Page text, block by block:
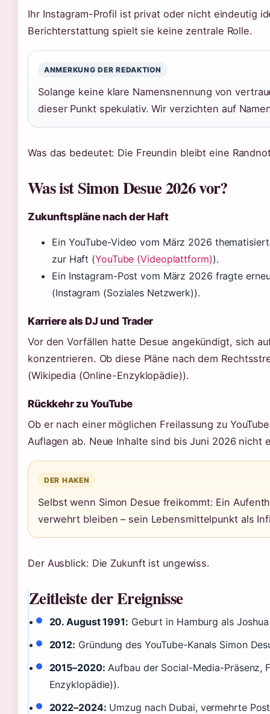
Ihr Instagram-Profil ist privat oder nicht eindeutig
Berichterstattung spielt sie keine zentrale Rolle.
ANMERKUNG DER REDAKTION
Solange keine klare Namensnennung von
dieser Punkt spekulativ. Wir verzichten auf
Was das bedeutet: Die Freundin bleibt eine
Was ist Simon Desue 2026 vor?
Zukunftspläne nach der Haft
Ein YouTube-Video vom März 2026
zur Haft (YouTube (Videoplattform)).
Ein Instagram-Post vom März 2026 fragte
(Instagram (Soziales Netzwerk)).
Karriere als DJ und Trader
Vor den Vorfällen hatte Desue angekündigt, sich
konzentrieren. Ob diese Pläne nach dem
(Wikipedia (Online-Enzyklopädie)).
Rückkehr zu YouTube
Ob er nach einer möglichen Freilassung zu
Auflagen ab. Neue Inhalte sind bis Juni 2026 nicht
DER HAKEN
Selbst wenn Simon Desue freikommt: Ein
verwehrt bleiben – sein Lebensmittelpunkt als
Der Ausblick: Die Zukunft ist ungewiss.
Zeitleiste der Ereignisse
20. August 1991: Geburt in Hamburg als
2012: Gründung des YouTube-Kanals Simon
2015–2020: Aufbau der Social-Media-Präsenz,
Enzyklopädie)).
2022–2024: Umzug nach Dubai, vermehrte